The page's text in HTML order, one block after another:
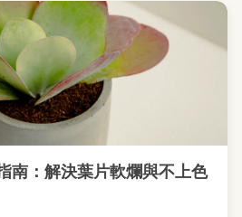
南：解決葉片軟爛與不上色